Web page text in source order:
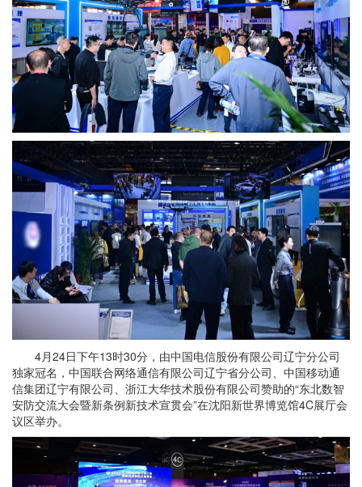
4月24日下午13时30分，由中国电信股份有限公司辽宁分公司
独家冠名，中国联合网络通信有限公司辽宁省分公司、中国移动通
信集团辽宁有限公司、浙江大华技术股份有限公司赞助的“东北数智
安防交流大会暨新条例新技术宣贯会”在沈阳新世界博览馆4C展厅会
议区举办。